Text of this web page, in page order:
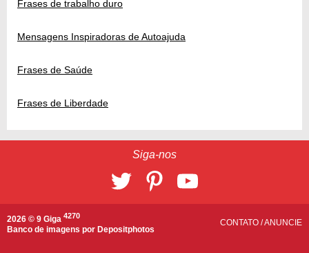
Frases de trabalho duro
Mensagens Inspiradoras de Autoajuda
Frases de Saúde
Frases de Liberdade
Siga-nos
2026 © 9 Giga 4270
Banco de imagens por Depositphotos
CONTATO /ANUNCIE